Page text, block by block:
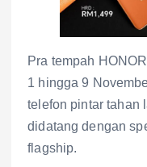
Pra tempah
1 hingga 9
telefon pintar tahan
didatang dengan
flagship.